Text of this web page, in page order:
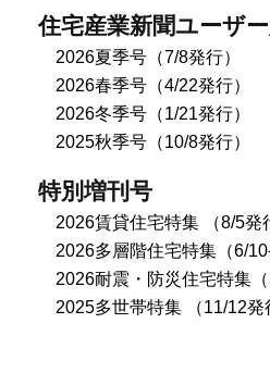
住宅産業新聞ユーザ
2026夏季号（7/8発行）
2026春季号（4/22発行）
2026冬季号（1/21発行）
2025秋季号（10/8発行）
特別増刊号
2026賃貸住宅特集 （8/5発
2026多層階住宅特集（6/10
2026耐震・防災住宅特集（
2025多世帯特集 （11/12発